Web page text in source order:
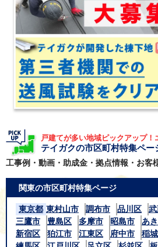
戸建てが多い地域ピックアップ！
テイガクの市区町村特集ペー
工事例・動画・助成金・拠点情報・お客
関東の市区町村特集ページ
東京都 東村山市 調布市 品川区
三鷹市
豊島区 多摩市 昭島市 あ
新宿区
狛江市 江東区 府中市 稲